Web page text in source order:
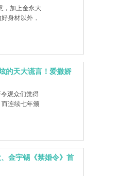
，加上金永大
身材以外，
的天大谎言！爱撒娇
观众们觉得
连续七年颁
金宇锡《禁婚令》首